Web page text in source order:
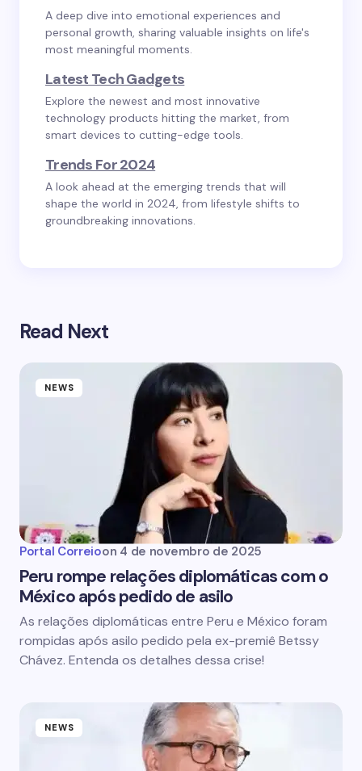
A deep dive into emotional experiences and
personal growth, sharing valuable insights on life's
most meaningful moments.
Latest Tech Gadgets
Explore the newest and most innovative
technology products hitting the market, from
smart devices to cutting-edge tools.
Trends For 2024
A look ahead at the emerging trends that will
shape the world in 2024, from lifestyle shifts to
groundbreaking innovations.
Read Next
NEWS
Portal Correioon 4 de novembro de 2025
Peru rompe relações diplomáticas com o
México após pedido de asilo
As relações diplomáticas entre Peru e México foram
rompidas após asilo pedido pela ex-premiê Betssy
Chávez. Entenda os detalhes dessa crise!
NEWS